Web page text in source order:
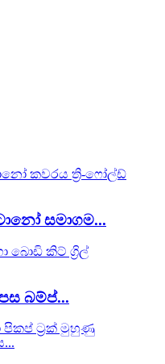
සමාගම...
බම්ප්...